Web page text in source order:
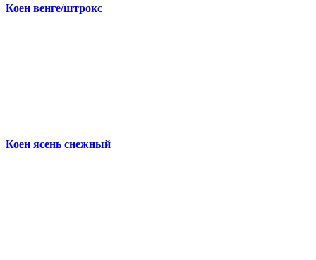
Коен венге/штрокс
Коен ясень снежный